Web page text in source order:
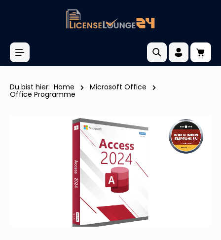
Du bist hier: Home Microsoft Office
Office Programme